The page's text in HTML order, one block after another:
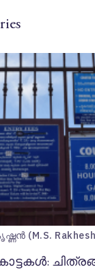
(M.S. Rakhesh